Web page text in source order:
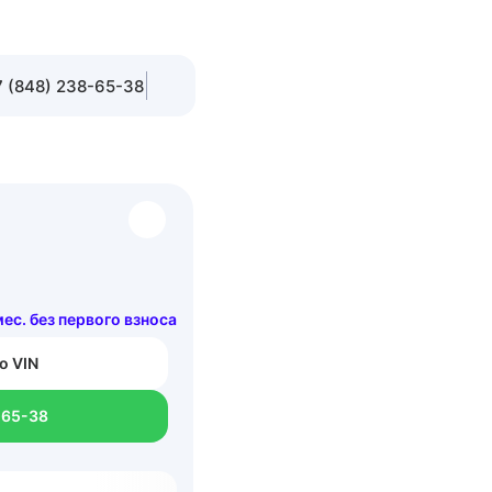
(848) 238-65-38
без первого взноса
VIN
38